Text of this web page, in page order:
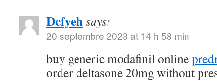
Dcfyehsays:
20 septembre 2023 at 14 h 58 min
buy generic modafinil online
order deltasone 20mg without